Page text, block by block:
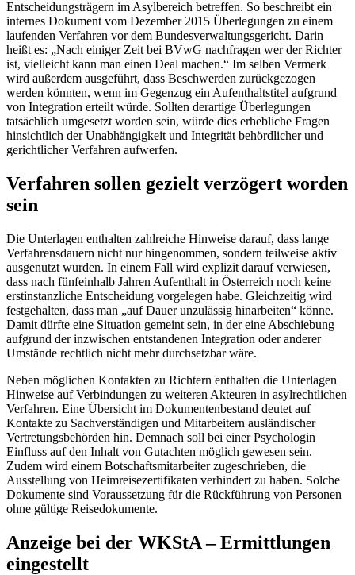
Entscheidungsträgern im Asylbereich betreffen. So beschreibt ein
internes Dokument vom Dezember 2015 Überlegungen zu einem
laufenden Verfahren vor dem Bundesverwaltungsgericht. Darin
heißt es: „Nach einiger Zeit bei BVwG nachfragen wer der Richter
ist, vielleicht kann man einen Deal machen.“ Im selben Vermerk
wird außerdem ausgeführt, dass Beschwerden zurückgezogen
werden könnten, wenn im Gegenzug ein Aufenthaltstitel aufgrund
von Integration erteilt würde. Sollten derartige Überlegungen
tatsächlich umgesetzt worden sein, würde dies erhebliche Fragen
hinsichtlich der Unabhängigkeit und Integrität behördlicher und
gerichtlicher Verfahren aufwerfen.
Verfahren sollen gezielt verzögert worden
sein
Die Unterlagen enthalten zahlreiche Hinweise darauf, dass lange
Verfahrensdauern nicht nur hingenommen, sondern teilweise aktiv
ausgenutzt wurden. In einem Fall wird explizit darauf verwiesen,
dass nach fünfeinhalb Jahren Aufenthalt in Österreich noch keine
erstinstanzliche Entscheidung vorgelegen habe. Gleichzeitig wird
festgehalten, dass man „auf Dauer unzulässig hinarbeiten“ könne.
Damit dürfte eine Situation gemeint sein, in der eine Abschiebung
aufgrund der inzwischen entstandenen Integration oder anderer
Umstände rechtlich nicht mehr durchsetzbar wäre.
Neben möglichen Kontakten zu Richtern enthalten die Unterlagen
Hinweise auf Verbindungen zu weiteren Akteuren in asylrechtlichen
Verfahren. Eine Übersicht im Dokumentenbestand deutet auf
Kontakte zu Sachverständigen und Mitarbeitern ausländischer
Vertretungsbehörden hin. Demnach soll bei einer Psychologin
Einfluss auf den Inhalt von Gutachten möglich gewesen sein.
Zudem wird einem Botschaftsmitarbeiter zugeschrieben, die
Ausstellung von Heimreisezertifikaten verhindert zu haben. Solche
Dokumente sind Voraussetzung für die Rückführung von Personen
ohne gültige Reisedokumente.
Anzeige bei der WKStA – Ermittlungen
eingestellt